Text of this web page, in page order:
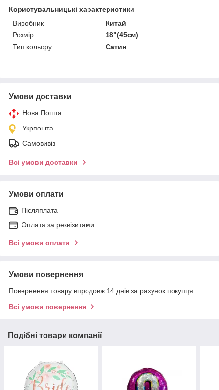
Користувальницькі характеристики
Виробник
Китай
Розмір
18"(45см)
Тип кольору
Сатин
Умови доставки
Нова Пошта
Укрпошта
Самовивіз
Всі умови доставки
Умови оплати
Післяплата
Оплата за реквізитами
Всі умови оплати
Умови повернення
Повернення товару впродовж 14 днів за рахунок покупця
Всі умови повернення
Подібні товари компанії